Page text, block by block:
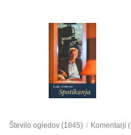
Število ogledov (1845) / Komentarji (